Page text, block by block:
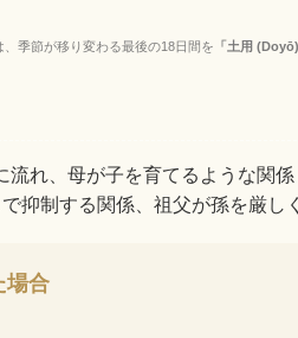
季節が移り変わる最後の18日間を 「土用 (Doyō)
流れ、母が子を育てるような関係
抑制する関係、祖父が孫を厳し
場合